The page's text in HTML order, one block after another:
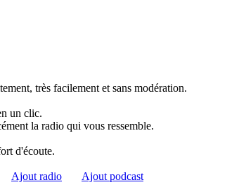
très facilement et sans modération.
un clic.
la radio qui vous ressemble.
d'écoute.
Ajout radio Ajout podcast